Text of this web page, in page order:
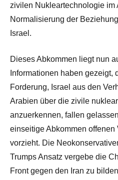
zivilen Nukleartechnologie im
Normalisierung der
Israel.
Dieses Abkommen liegt nun
Informationen haben gezeigt,
Forderung, Israel aus den
Arabien über die zivile
anzuerkennen, fallen
einseitige Abkommen
vorzieht. Die
Trumps Ansatz vergebe die
Front gegen den Iran zu